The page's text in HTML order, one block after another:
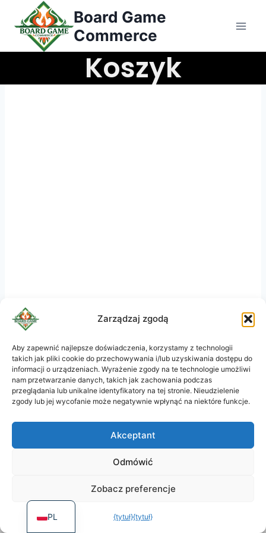
Zarządzaj zgodą
Aby zapewnić najlepsze doświadczenia, korzystamy z technologii
takich jak pliki cookie do przechowywania i/lub uzyskiwania dostępu do
informacji o urządzeniach. Wyrażenie zgody na te technologie umożliwi
nam przetwarzanie danych, takich jak zachowania podczas
przeglądania lub unikalne identyfikatory na tej stronie. Nieudzielenie
zgody lub jej wycofanie może negatywnie wpłynąć na niektóre funkcje.
Akceptant
Odmówić
Zobacz preferencje
{tytuł}{tytuł}
Przejdź
Board Game
Commerce
Koszyk
Koszyk
Polityka prywatności
PL
RU
JA
KO